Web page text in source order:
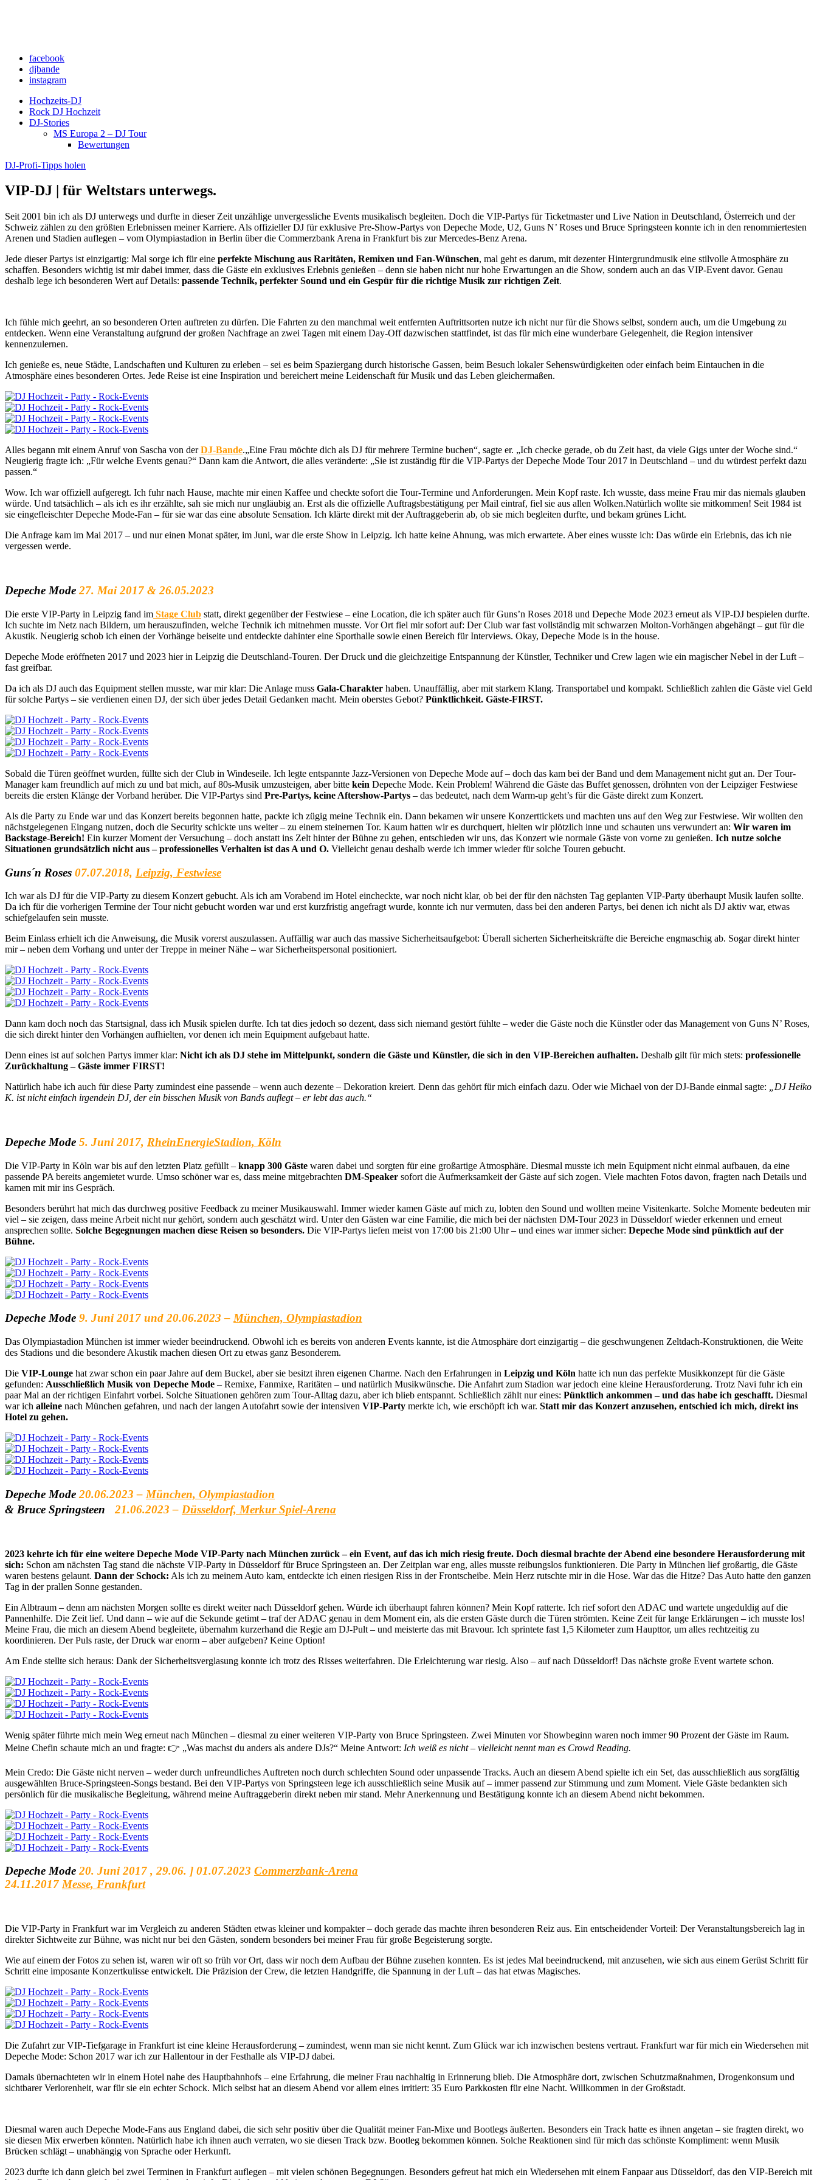
facebook
djbande
instagram
Hochzeits-DJ
Rock DJ Hochzeit
DJ-Stories
MS Europa 2 – DJ Tour
Bewertungen
DJ-Profi-Tipps holen
VIP-DJ | für Weltstars unterwegs.
Seit 2001 bin ich als DJ unterwegs und durfte in dieser Zeit unzählige unvergessliche Events musikalisch begleiten. Doch die VIP-Partys für Ticketmaster und Live Nation in Deutschland, Österreich und der
Schweiz zählen zu den größten Erlebnissen meiner Karriere. Als offizieller DJ für exklusive Pre-Show-Partys von Depeche Mode, U2, Guns N’ Roses und Bruce Springsteen konnte ich in den renommiertesten
Arenen und Stadien auflegen – vom Olympiastadion in Berlin über die Commerzbank Arena in Frankfurt bis zur Mercedes-Benz Arena.
Jede dieser Partys ist einzigartig: Mal sorge ich für eine perfekte Mischung aus Raritäten, Remixen und Fan-Wünschen, mal geht es darum, mit dezenter Hintergrundmusik eine stilvolle Atmosphäre zu
schaffen. Besonders wichtig ist mir dabei immer, dass die Gäste ein exklusives Erlebnis genießen – denn sie haben nicht nur hohe Erwartungen an die Show, sondern auch an das VIP-Event davor. Genau
deshalb lege ich besonderen Wert auf Details: passende Technik, perfekter Sound und ein Gespür für die richtige Musik zur richtigen Zeit.
Ich fühle mich geehrt, an so besonderen Orten auftreten zu dürfen. Die Fahrten zu den manchmal weit entfernten Auftrittsorten nutze ich nicht nur für die Shows selbst, sondern auch, um die Umgebung zu
entdecken. Wenn eine Veranstaltung aufgrund der großen Nachfrage an zwei Tagen mit einem Day-Off dazwischen stattfindet, ist das für mich eine wunderbare Gelegenheit, die Region intensiver
kennenzulernen.
Ich genieße es, neue Städte, Landschaften und Kulturen zu erleben – sei es beim Spaziergang durch historische Gassen, beim Besuch lokaler Sehenswürdigkeiten oder einfach beim Eintauchen in die
Atmosphäre eines besonderen Ortes. Jede Reise ist eine Inspiration und bereichert meine Leidenschaft für Musik und das Leben gleichermaßen.
Alles begann mit einem Anruf von Sascha von derDJ-Bande.„Eine Frau möchte dich als DJ für mehrere Termine buchen“, sagte er. „Ich checke gerade, ob du Zeit hast, da viele Gigs unter der Woche sind.“
Neugierig fragte ich: „Für welche Events genau?“ Dann kam die Antwort, die alles veränderte: „Sie ist zuständig für die VIP-Partys der Depeche Mode Tour 2017 in Deutschland – und du würdest perfekt dazu
passen.“
Wow. Ich war offiziell aufgeregt. Ich fuhr nach Hause, machte mir einen Kaffee und checkte sofort die Tour-Termine und Anforderungen. Mein Kopf raste. Ich wusste, dass meine Frau mir das niemals glauben
würde. Und tatsächlich – als ich es ihr erzählte, sah sie mich nur ungläubig an. Erst als die offizielle Auftragsbestätigung per Mail eintraf, fiel sie aus allen Wolken.Natürlich wollte sie mitkommen! Seit 1984 ist
sie eingefleischter Depeche Mode-Fan – für sie war das eine absolute Sensation. Ich klärte direkt mit der Auftraggeberin ab, ob sie mich begleiten durfte, und bekam grünes Licht.
Die Anfrage kam im Mai 2017 – und nur einen Monat später, im Juni, war die erste Show in Leipzig. Ich hatte keine Ahnung, was mich erwartete. Aber eines wusste ich: Das würde ein Erlebnis, das ich nie
vergessen werde.
Depeche Mode 27. Mai 2017 & 26.05.2023
Die erste VIP-Party in Leipzig fand im Stage Club statt, direkt gegenüber der Festwiese – eine Location, die ich später auch für Guns’n Roses 2018 und Depeche Mode 2023 erneut als VIP-DJ bespielen durfte.
Ich suchte im Netz nach Bildern, um herauszufinden, welche Technik ich mitnehmen musste. Vor Ort fiel mir sofort auf: Der Club war fast vollständig mit schwarzen Molton-Vorhängen abgehängt – gut für die
Akustik. Neugierig schob ich einen der Vorhänge beiseite und entdeckte dahinter eine Sporthalle sowie einen Bereich für Interviews. Okay, Depeche Mode is in the house.
Depeche Mode eröffneten 2017 und 2023 hier in Leipzig die Deutschland-Touren. Der Druck und die gleichzeitige Entspannung der Künstler, Techniker und Crew lagen wie ein magischer Nebel in der Luft –
fast greifbar.
Da ich als DJ auch das Equipment stellen musste, war mir klar: Die Anlage muss Gala-Charakter haben. Unauffällig, aber mit starkem Klang. Transportabel und kompakt. Schließlich zahlen die Gäste viel Geld
für solche Partys – sie verdienen einen DJ, der sich über jedes Detail Gedanken macht. Mein oberstes Gebot? Pünktlichkeit. Gäste-FIRST.
Sobald die Türen geöffnet wurden, füllte sich der Club in Windeseile. Ich legte entspannte Jazz-Versionen von Depeche Mode auf – doch das kam bei der Band und dem Management nicht gut an. Der Tour-
Manager kam freundlich auf mich zu und bat mich, auf 80s-Musik umzusteigen, aber bitte kein Depeche Mode. Kein Problem! Während die Gäste das Buffet genossen, dröhnten von der Leipziger Festwiese
bereits die ersten Klänge der Vorband herüber. Die VIP-Partys sind Pre-Partys, keine Aftershow-Partys – das bedeutet, nach dem Warm-up geht’s für die Gäste direkt zum Konzert.
Als die Party zu Ende war und das Konzert bereits begonnen hatte, packte ich zügig meine Technik ein. Dann bekamen wir unsere Konzerttickets und machten uns auf den Weg zur Festwiese. Wir wollten den
nächstgelegenen Eingang nutzen, doch die Security schickte uns weiter – zu einem steinernen Tor. Kaum hatten wir es durchquert, hielten wir plötzlich inne und schauten uns verwundert an: Wir waren im
Backstage-Bereich! Ein kurzer Moment der Versuchung – doch anstatt ins Zelt hinter der Bühne zu gehen, entschieden wir uns, das Konzert wie normale Gäste von vorne zu genießen. Ich nutze solche
Situationen grundsätzlich nicht aus – professionelles Verhalten ist das A und O. Vielleicht genau deshalb werde ich immer wieder für solche Touren gebucht.
Guns´n Roses 07.07.2018, Leipzig, Festwiese
Ich war als DJ für die VIP-Party zu diesem Konzert gebucht. Als ich am Vorabend im Hotel eincheckte, war noch nicht klar, ob bei der für den nächsten Tag geplanten VIP-Party überhaupt Musik laufen sollte.
Da ich für die vorherigen Termine der Tour nicht gebucht worden war und erst kurzfristig angefragt wurde, konnte ich nur vermuten, dass bei den anderen Partys, bei denen ich nicht als DJ aktiv war, etwas
schiefgelaufen sein musste.
Beim Einlass erhielt ich die Anweisung, die Musik vorerst auszulassen. Auffällig war auch das massive Sicherheitsaufgebot: Überall sicherten Sicherheitskräfte die Bereiche engmaschig ab. Sogar direkt hinter
mir – neben dem Vorhang und unter der Treppe in meiner Nähe – war Sicherheitspersonal positioniert.
Dann kam doch noch das Startsignal, dass ich Musik spielen durfte. Ich tat dies jedoch so dezent, dass sich niemand gestört fühlte – weder die Gäste noch die Künstler oder das Management von Guns N’ Roses,
die sich direkt hinter den Vorhängen aufhielten, vor denen ich mein Equipment aufgebaut hatte.
Denn eines ist auf solchen Partys immer klar: Nicht ich als DJ stehe im Mittelpunkt, sondern die Gäste und Künstler, die sich in den VIP-Bereichen aufhalten. Deshalb gilt für mich stets: professionelle
Zurückhaltung – Gäste immer FIRST!
Natürlich habe ich auch für diese Party zumindest eine passende – wenn auch dezente – Dekoration kreiert. Denn das gehört für mich einfach dazu. Oder wie Michael von der DJ-Bande einmal sagte:
„DJ Heiko
K. ist nicht einfach irgendein DJ, der ein bisschen Musik von Bands auflegt – er lebt das auch.“
Depeche Mode 5. Juni 2017, RheinEnergieStadion, Köln
Die VIP-Party in Köln war bis auf den letzten Platz gefüllt – knapp 300 Gäste waren dabei und sorgten für eine großartige Atmosphäre. Diesmal musste ich mein Equipment nicht einmal aufbauen, da eine
passende PA bereits angemietet wurde. Umso schöner war es, dass meine mitgebrachten DM-Speaker sofort die Aufmerksamkeit der Gäste auf sich zogen. Viele machten Fotos davon, fragten nach Details und
kamen mit mir ins Gespräch.
Besonders berührt hat mich das durchweg positive Feedback zu meiner Musikauswahl. Immer wieder kamen Gäste auf mich zu, lobten den Sound und wollten meine Visitenkarte. Solche Momente bedeuten mir
viel – sie zeigen, dass meine Arbeit nicht nur gehört, sondern auch geschätzt wird. Unter den Gästen war eine Familie, die mich bei der nächsten DM-Tour 2023 in Düsseldorf wieder erkennen und erneut
ansprechen sollte. Solche Begegnungen machen diese Reisen so besonders. Die VIP-Partys liefen meist von 17:00 bis 21:00 Uhr – und eines war immer sicher: Depeche Mode sind pünktlich auf der
Bühne.
Depeche Mode 9. Juni 2017 und 20.06.2023 –München, Olympiastadion
Das Olympiastadion München ist immer wieder beeindruckend. Obwohl ich es bereits von anderen Events kannte, ist die Atmosphäre dort einzigartig – die geschwungenen Zeltdach-Konstruktionen, die Weite
des Stadions und die besondere Akustik machen diesen Ort zu etwas ganz Besonderem.
Die VIP-Lounge hat zwar schon ein paar Jahre auf dem Buckel, aber sie besitzt ihren eigenen Charme. Nach den Erfahrungen in Leipzig und Köln hatte ich nun das perfekte Musikkonzept für die Gäste
gefunden: Ausschließlich Musik von Depeche Mode – Remixe, Fanmixe, Raritäten – und natürlich Musikwünsche. Die Anfahrt zum Stadion war jedoch eine kleine Herausforderung. Trotz Navi fuhr ich ein
paar Mal an der richtigen Einfahrt vorbei. Solche Situationen gehören zum Tour-Alltag dazu, aber ich blieb entspannt. Schließlich zählt nur eines: Pünktlich ankommen – und das habe ich geschafft. Diesmal
war ich alleine nach München gefahren, und nach der langen Autofahrt sowie der intensiven VIP-Party merkte ich, wie erschöpft ich war. Statt mir das Konzert anzusehen, entschied ich mich, direkt ins
Hotel zu gehen.
Depeche Mode 20.06.2023 – München, Olympiastadion
& Bruce Springsteen 21.06.2023 – Düsseldorf, Merkur Spiel-Arena
2023 kehrte ich für eine weitere Depeche Mode VIP-Party nach München zurück – ein Event, auf das ich mich riesig freute. Doch diesmal brachte der Abend eine besondere Herausforderung mit
sich: Schon am nächsten Tag stand die nächste VIP-Party in Düsseldorf für Bruce Springsteen an. Der Zeitplan war eng, alles musste reibungslos funktionieren. Die Party in München lief großartig, die Gäste
waren bestens gelaunt. Dann der Schock: Als ich zu meinem Auto kam, entdeckte ich einen riesigen Riss in der Frontscheibe. Mein Herz rutschte mir in die Hose. War das die Hitze? Das Auto hatte den ganzen
Tag in der prallen Sonne gestanden.
Ein Albtraum – denn am nächsten Morgen sollte es direkt weiter nach Düsseldorf gehen. Würde ich überhaupt fahren können? Mein Kopf ratterte. Ich rief sofort den ADAC und wartete ungeduldig auf die
Pannenhilfe. Die Zeit lief. Und dann – wie auf die Sekunde getimt – traf der ADAC genau in dem Moment ein, als die ersten Gäste durch die Türen strömten. Keine Zeit für lange Erklärungen – ich musste los!
Meine Frau, die mich an diesem Abend begleitete, übernahm kurzerhand die Regie am DJ-Pult – und meisterte das mit Bravour. Ich sprintete fast 1,5 Kilometer zum Haupttor, um alles rechtzeitig zu
koordinieren. Der Puls raste, der Druck war enorm – aber aufgeben? Keine Option!
Am Ende stellte sich heraus: Dank der Sicherheitsverglasung konnte ich trotz des Risses weiterfahren. Die Erleichterung war riesig. Also – auf nach Düsseldorf! Das nächste große Event wartete schon.
Wenig später führte mich mein Weg erneut nach München – diesmal zu einer weiteren VIP-Party von Bruce Springsteen. Zwei Minuten vor Showbeginn waren noch immer 90 Prozent der Gäste im Raum.
Meine Chefin schaute mich an und fragte: 👉 „Was machst du anders als andere DJs?“ Meine Antwort: Ich weiß es nicht – vielleicht nennt man es Crowd Reading.
Mein Credo: Die Gäste nicht nerven – weder durch unfreundliches Auftreten noch durch schlechten Sound oder unpassende Tracks. Auch an diesem Abend spielte ich ein Set, das ausschließlich aus sorgfältig
ausgewählten Bruce-Springsteen-Songs bestand. Bei den VIP-Partys von Springsteen lege ich ausschließlich seine Musik auf – immer passend zur Stimmung und zum Moment. Viele Gäste bedankten sich
persönlich für die musikalische Begleitung, während meine Auftraggeberin direkt neben mir stand. Mehr Anerkennung und Bestätigung konnte ich an diesem Abend nicht bekommen.
Depeche Mode 20. Juni 2017 , 29.06. ] 01.07.2023 Commerzbank-Arena
24.11.2017Messe, Frankfurt
Die VIP-Party in Frankfurt war im Vergleich zu anderen Städten etwas kleiner und kompakter – doch gerade das machte ihren besonderen Reiz aus. Ein entscheidender Vorteil: Der Veranstaltungsbereich lag in
direkter Sichtweite zur Bühne, was nicht nur bei den Gästen, sondern besonders bei meiner Frau für große Begeisterung sorgte.
Wie auf einem der Fotos zu sehen ist, waren wir oft so früh vor Ort, dass wir noch dem Aufbau der Bühne zusehen konnten. Es ist jedes Mal beeindruckend, mit anzusehen, wie sich aus einem Gerüst Schritt für
Schritt eine imposante Konzertkulisse entwickelt. Die Präzision der Crew, die letzten Handgriffe, die Spannung in der Luft – das hat etwas Magisches.
Die Zufahrt zur VIP-Tiefgarage in Frankfurt ist eine kleine Herausforderung – zumindest, wenn man sie nicht kennt. Zum Glück war ich inzwischen bestens vertraut. Frankfurt war für mich ein Wiedersehen mit
Depeche Mode: Schon 2017 war ich zur Hallentour in der Festhalle als VIP-DJ dabei.
Damals übernachteten wir in einem Hotel nahe des Hauptbahnhofs – eine Erfahrung, die meiner Frau nachhaltig in Erinnerung blieb. Die Atmosphäre dort, zwischen Schutzmaßnahmen, Drogenkonsum und
sichtbarer Verlorenheit, war für sie ein echter Schock. Mich selbst hat an diesem Abend vor allem eines irritiert: 35 Euro Parkkosten für eine Nacht. Willkommen in der Großstadt.
Diesmal waren auch Depeche Mode-Fans aus England dabei, die sich sehr positiv über die Qualität meiner Fan-Mixe und Bootlegs äußerten. Besonders ein Track hatte es ihnen angetan – sie fragten direkt, wo
sie diesen Mix erwerben könnten. Natürlich habe ich ihnen auch verraten, wo sie diesen Track bzw. Bootleg bekommen können. Solche Reaktionen sind für mich das schönste Kompliment: wenn Musik
Brücken schlägt – unabhängig von Sprache oder Herkunft.
2023 durfte ich dann gleich bei zwei Terminen in Frankfurt auflegen – mit vielen schönen Begegnungen. Besonders gefreut hat mich ein Wiedersehen mit einem Fanpaar aus Düsseldorf, das den VIP-Bereich mit